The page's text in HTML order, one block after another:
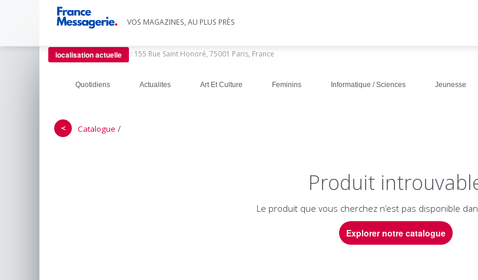
VOS MAGAZINES, AU PLUS PRÈS
localisation actuelle : 155 Rue Saint Honoré, 75001 Paris, France
Quotidiens Actualites Art Et Culture Feminins Informatique / Sciences Jeunesse
＜ Catalogue /
Produit
Le produit que vous cherchez n’est pas disponible
Explorer notre catalogue